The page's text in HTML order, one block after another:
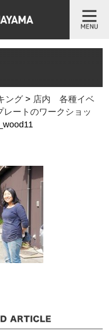
ング> 店内 各種イベ
ートのワークショッ